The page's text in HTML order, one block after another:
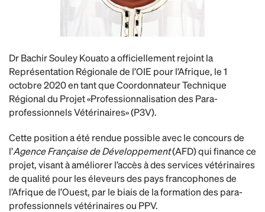
Dr Bachir Souley Kouato a officiellement rejoint la
Représentation Régionale de l’OIE pour l’Afrique, le 1
octobre 2020 en tant que Coordonnateur Technique
Régional du Projet «Professionnalisation des Para-
professionnels Vétérinaires» (P3V).
Cette position a été rendue possible avec le concours de
l’Agence Française de Développement(AFD) qui finance ce
projet, visant à améliorer l’accès à des services vétérinaires
de qualité pour les éleveurs des pays francophones de
l’Afrique de l’Ouest, par le biais de la formation des para-
professionnels vétérinaires ou PPV.